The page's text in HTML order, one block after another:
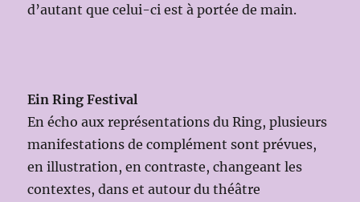
d’autant que celui-ci est à portée de main.
Ein Ring Festival
En écho aux représentations du Ring, plusieurs
manifestations de complément sont prévues,
en illustration, en contraste, changeant les
contextes, dans et autour du théâtre